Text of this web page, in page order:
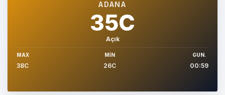
ADANA
35C
Açık
MAX
38C
MIN
26C
GUN.
00:59